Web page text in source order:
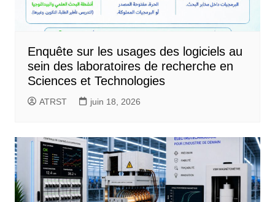
Enquête sur les usages des logiciels au
sein des laboratoires de recherche en
Sciences et Technologies
ATRST juin 18, 2026